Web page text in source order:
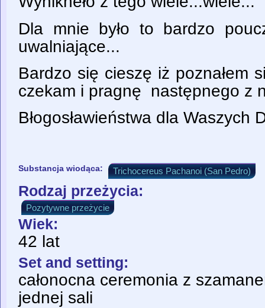
Dla mnie było to bardzo
uwalniające...
Bardzo się cieszę iż poznałem
czekam i pragnę następnego z
Błogosławieństwa dla Waszych
Substancja wiodąca: Trichocereus Pachanoi (San Pedro)
Rodzaj przeżycia:
Pozytywne przeżycie
Wiek:
42 lat
Set and setting:
całonocna ceremonia z
jednej sali